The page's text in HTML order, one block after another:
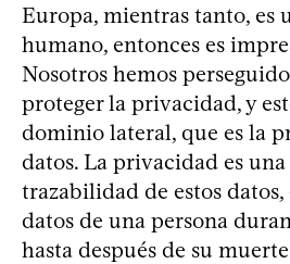
Europa, mientras tanto, es
humano, entonces es
Nosotros hemos
proteger la privacidad, y
dominio lateral, que es la
datos. La privacidad es una
trazabilidad de estos
datos de una persona
hasta después de su